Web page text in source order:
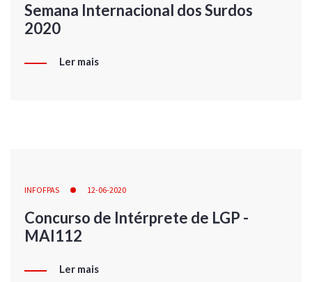
Semana Internacional dos Surdos
2020
Ler mais
INFOFPAS 12-06-2020
Concurso de Intérprete de LGP -
MAI112
Ler mais